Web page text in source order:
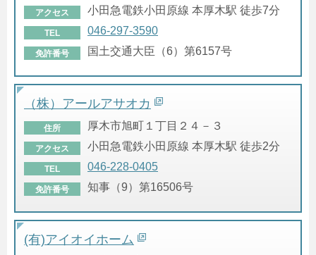
アクセス 小田急電鉄小田原線 本厚木駅 徒歩7分
TEL 046-297-3590
免許番号 国土交通大臣（6）第6157号
（株）アールアサオカ
住所 厚木市旭町１丁目２４－３
アクセス 小田急電鉄小田原線 本厚木駅 徒歩2分
TEL 046-228-0405
免許番号 知事（9）第16506号
(有)アイオイホーム